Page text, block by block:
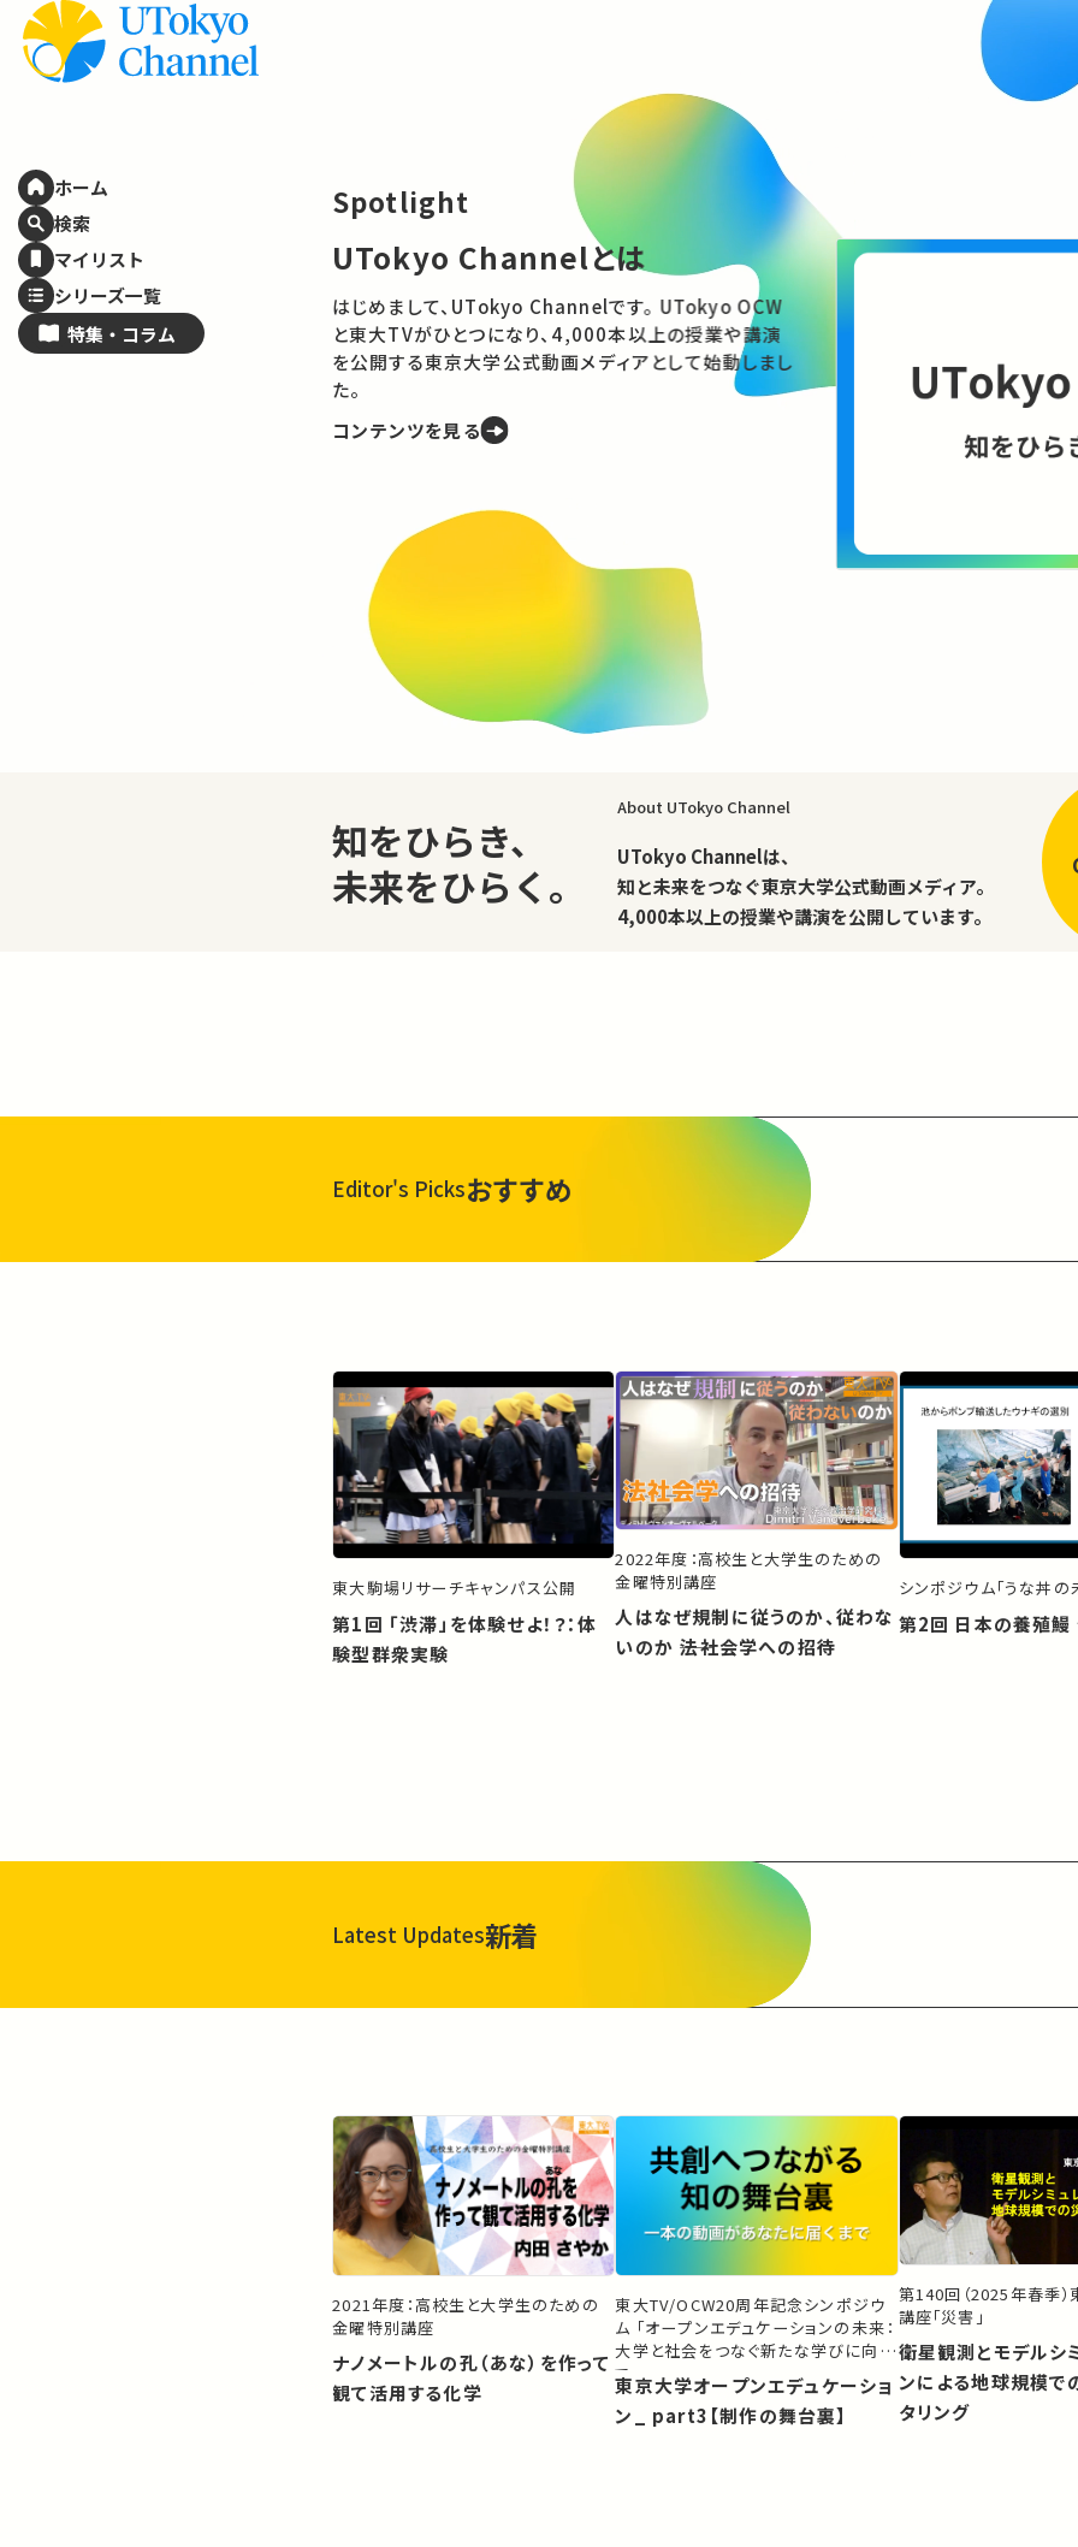
ホーム
検索
マイリスト
シリーズ一覧
特集・ コラム
Spotlight
UTokyo Channelとは
はじめまして、UTokyo Channelです。 UTokyo OCW
と東大TVがひとつになり、4,000本以上の授業や講演
を公開する東京大学公式動画メディアとして始動しまし
た。
コンテンツを見る
知をひらき、
未来をひらく。
About UTokyo Channel
UTokyo Channelは、
知と未来をつなぐ東京大学公式動画メディア。
4,000本以上の授業や講演を公開しています。
Editor's Picksおすすめ
東大駒場リサーチキャンパス公開
第1回 「渋滞」を体験せよ！？：体
験型群衆実験
2022年度：高校生と大学生のための
金曜特別講座
人はなぜ規制に従うのか、従わな
いのか ――法社会学への招待
シンポジウム「うな丼の
第2回 日本の養殖
Latest Updates新着
一覧を見る
2021年度：高校生と大学生のための
金曜特別講座
ナノメートルの孔（あな）を作って
観て活用する化学
東大TV/OCW20周年記念シンポジウ
ム 「オープンエデュケーションの未来：
大学と社会をつなぐ新たな学びに向け
て」
東京大学オープンエデュケーショ
ン_ part3【制作の舞台裏】
第140回（2025年春季
講座「災害」
衛星観測とモデルシ
ンによる地球規模で
タリング